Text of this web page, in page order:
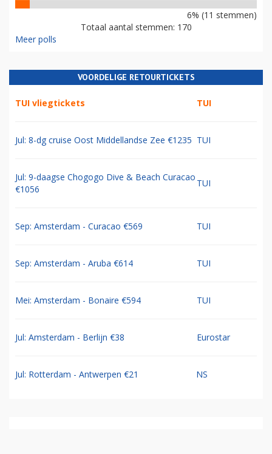
6% (11 stemmen)
Totaal aantal stemmen: 170
Meer polls
VOORDELIGE RETOURTICKETS
TUI vliegtickets TUI
Jul: 8-dg cruise Oost Middellandse Zee €1235 TUI
Jul: 9-daagse Chogogo Dive & Beach Curacao
€1056
TUI
Sep: Amsterdam - Curacao €569 TUI
Sep: Amsterdam - Aruba €614 TUI
Mei: Amsterdam - Bonaire €594 TUI
Jul: Amsterdam - Berlijn €38 Eurostar
Jul: Rotterdam - Antwerpen €21 NS